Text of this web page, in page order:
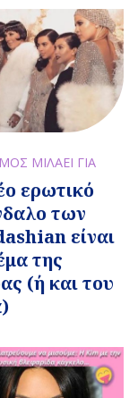
ΜΙΛΑΕΙ ΓΙΑ
ερωτικό
των
είναι
της
(ή και του